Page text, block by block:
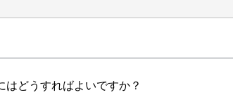
どうすればよいですか？